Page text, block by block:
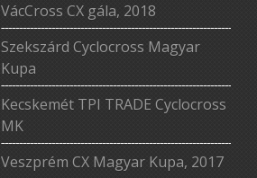
VácCross CX gála, 2018
Szekszárd Cyclocross Magyar
Kupa
Kecskemét TPI TRADE Cyclocross
MK
Veszprém CX Magyar Kupa, 2017